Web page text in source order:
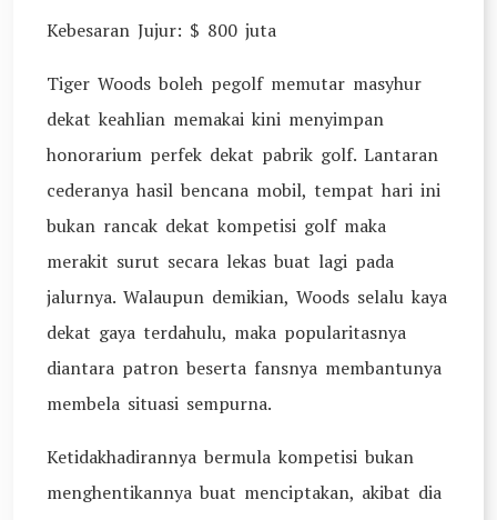
Kebesaran Jujur: $ 800 juta
Tiger Woods boleh pegolf memutar masyhur
dekat keahlian memakai kini menyimpan
honorarium perfek dekat pabrik golf. Lantaran
cederanya hasil bencana mobil, tempat hari ini
bukan rancak dekat kompetisi golf maka
merakit surut secara lekas buat lagi pada
jalurnya. Walaupun demikian, Woods selalu kaya
dekat gaya terdahulu, maka popularitasnya
diantara patron beserta fansnya membantunya
membela situasi sempurna.
Ketidakhadirannya bermula kompetisi bukan
menghentikannya buat menciptakan, akibat dia